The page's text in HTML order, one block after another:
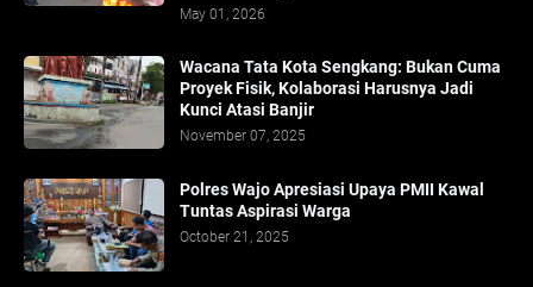
May 01, 2026
​Wacana Tata Kota Sengkang: Bukan Cuma
Proyek Fisik, Kolaborasi Harusnya Jadi
Kunci Atasi Banjir
November 07, 2025
Polres Wajo Apresiasi Upaya PMII Kawal
Tuntas Aspirasi Warga
October 21, 2025